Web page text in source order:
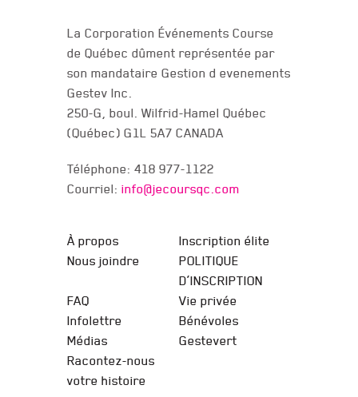
La Corporation Événements Course
de Québec dûment représentée par
son mandataire Gestion d evenements
Gestev Inc.
250-G, boul. Wilfrid-Hamel Québec
(Québec) G1L 5A7 CANADA
Téléphone: 418 977-1122
Courriel: info@jecoursqc.com
À propos
Inscription élite
Nous joindre
POLITIQUE
D’INSCRIPTION
FAQ
Vie privée
Infolettre
Bénévoles
Médias
Gestevert
Racontez-nous
votre histoire